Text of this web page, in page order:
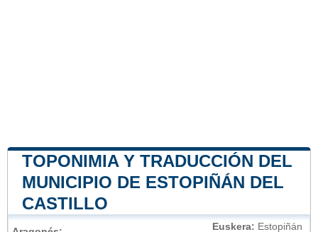
TOPONIMIA Y TRADUCCIÓN DEL
MUNICIPIO DE ESTOPIÑÁN DEL
CASTILLO
Euskera: Estopiñán